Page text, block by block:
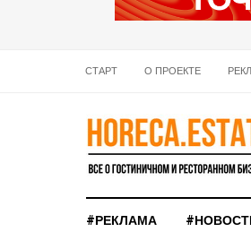
СТАРТ О ПРОЕКТЕ
#РЕКЛАМА